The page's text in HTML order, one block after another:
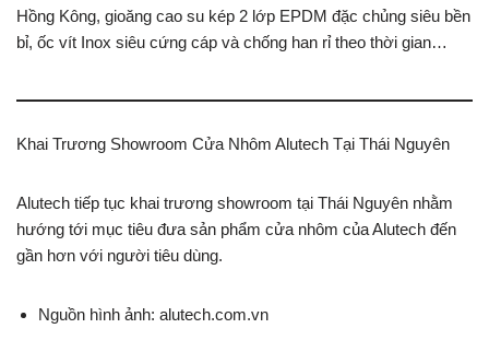
Hồng Kông, gioăng cao su kép 2 lớp EPDM đặc chủng siêu bền
bỉ, ốc vít Inox siêu cứng cáp và chống han rỉ theo thời gian…
Khai Trương Showroom Cửa Nhôm Alutech Tại Thái Nguyên
Alutech tiếp tục khai trương showroom tại Thái Nguyên nhằm
hướng tới mục tiêu đưa sản phẩm cửa nhôm của Alutech đến
gần hơn với người tiêu dùng.
Nguồn hình ảnh: alutech.com.vn